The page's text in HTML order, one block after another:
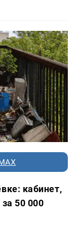
кабинет,
50 000